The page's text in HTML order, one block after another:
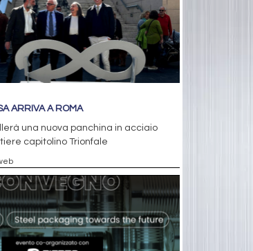
ARRIVA A ROMA
una nuova panchina in acciaio
capitolino Trionfale